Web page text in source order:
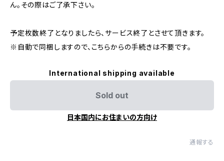
ん。その際はご了承下さい。
予定枚数終了となりましたら、サービス終了とさせて頂きます。
※自動で同梱しますので、こちらからの手続きは不要です。
International shipping available
Sold out
日本国内にお住まいの方向け
通報する